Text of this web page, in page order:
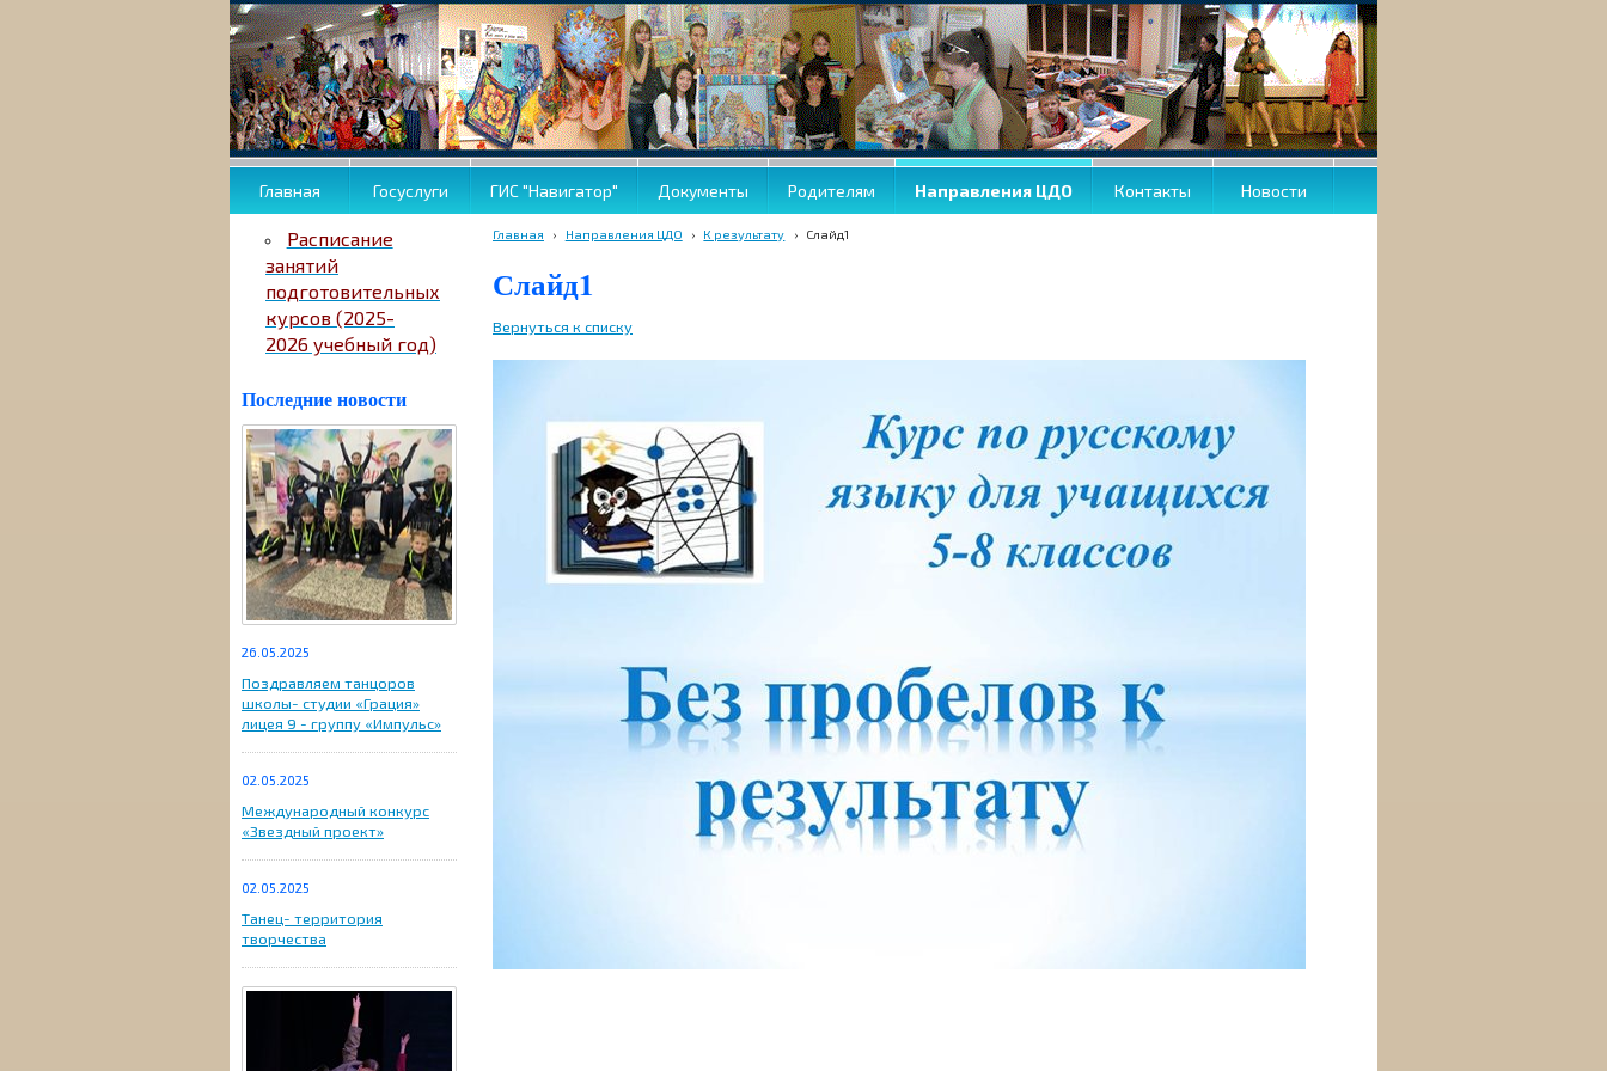
Главная Госуслуги ГИС "Навигатор" Документы Родителям Направления ЦДО Контакты Новости
Расписание
занятий
подготовительных
курсов (2025-
2026 учебный год)
Последние новости
26.05.2025
Поздравляем танцоров
школы- студии «Грация»
лицея 9 - группу «Импульс»
02.05.2025
Международный конкурс
«Звездный проект»
02.05.2025
Танец- территория
творчества
Главная › Направления ЦДО › К результату › Слайд1
Слайд1
Вернуться к списку